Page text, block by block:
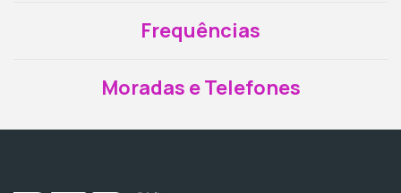
Frequências
Moradas e Telefones